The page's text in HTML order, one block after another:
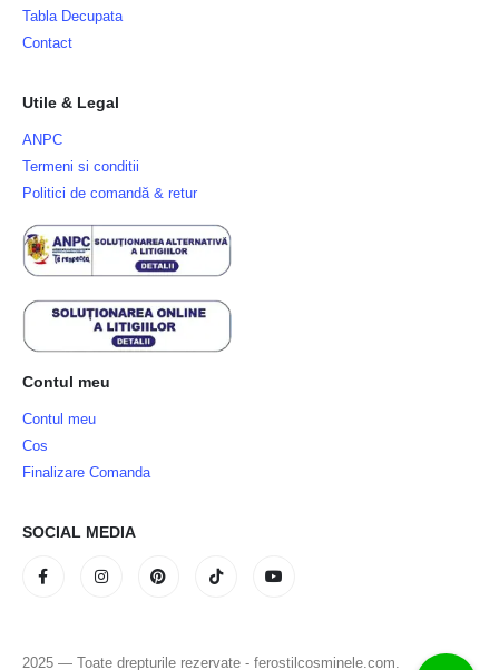
Tabla Decupata
Contact
Utile & Legal
ANPC
Termeni si conditii
Politici de comandă & retur
Contul meu
Contul meu
Cos
Finalizare Comanda
SOCIAL MEDIA
2025 — Toate drepturile rezervate - ferostilcosminele.com.